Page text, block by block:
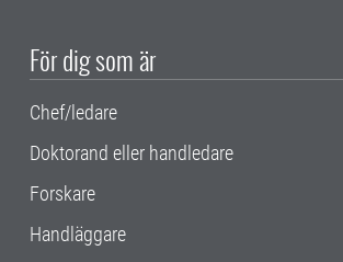
För dig som är
Chef/ledare
Doktorand eller handledare
Forskare
Handläggare